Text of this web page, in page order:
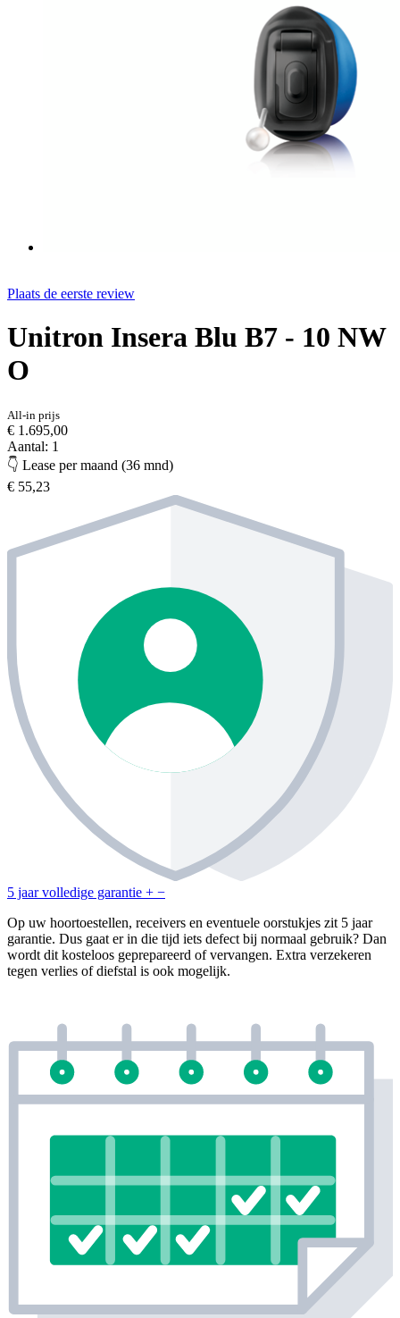
Plaats de eerste review
Unitron Insera Blu B7 - 10 NW
O
All-in prijs
€ 1.695,00
Aantal: 1
👇 Lease per maand (36 mnd)
€ 55,23
5 jaar volledige garantie + −
Op uw hoortoestellen, receivers en eventuele oorstukjes zit 5 jaar
garantie. Dus gaat er in die tijd iets defect bij normaal gebruik? Dan
wordt dit kosteloos geprepareerd of vervangen. Extra verzekeren
tegen verlies of diefstal is ook mogelijk.